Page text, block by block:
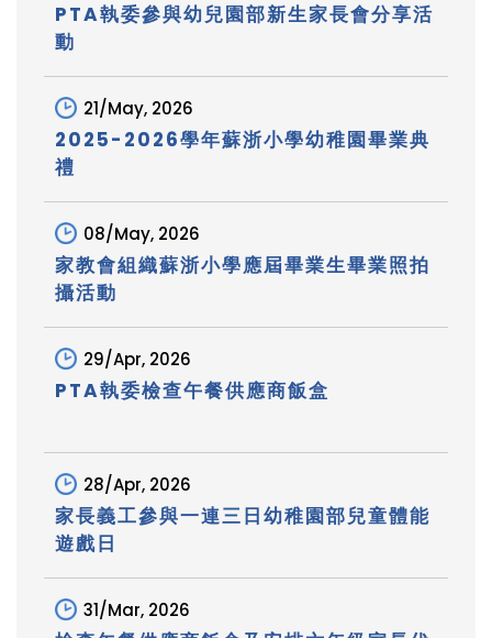
PTA執委參與幼兒園部新生家長會分享活
動
21/May, 2026
2025-2026學年蘇浙小學幼稚園畢業典
禮
08/May, 2026
家教會組織蘇浙小學應屆畢業生畢業照拍
攝活動
29/Apr, 2026
PTA執委檢查午餐供應商飯盒
28/Apr, 2026
家長義工參與一連三日幼稚園部兒童體能
遊戲日
31/Mar, 2026